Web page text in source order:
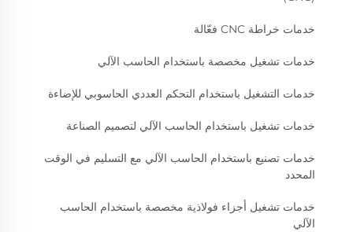
خدمات خراطة CNC فعّالة
خدمات تشغيل مخصصة باستخدام الحاسب الآلي
خدمات التشغيل باستخدام التحكم العددي الحاسوبي للإضاءة
خدمات تشغيل باستخدام الحاسب الآلي لتصميم الصناعة
خدمات تصنيع باستخدام الحاسب الآلي مع التسليم في الوقت
المحدد
خدمات تشغيل أجزاء فولاذية مخصصة باستخدام الحاسب
الآلي